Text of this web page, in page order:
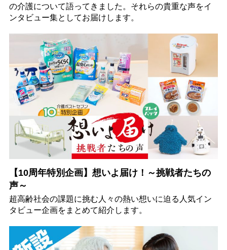
の介護について語ってきました。それらの貴重な声をイ
ンタビュー集としてお届けします。
【10周年特別企画】想いよ届け！～挑戦者たちの
声～
超高齢社会の課題に挑む人々の熱い想いに迫る人気イン
タビュー企画をまとめて紹介します。